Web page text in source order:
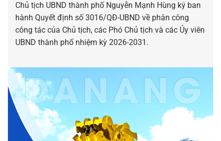
Chủ tịch UBND thành phố Nguyễn Mạnh Hùng ký ban
hành Quyết định số 3016/QĐ-UBND về phân công
công tác của Chủ tịch, các Phó Chủ tịch và các Ủy viên
UBND thành phố nhiệm kỳ 2026-2031.